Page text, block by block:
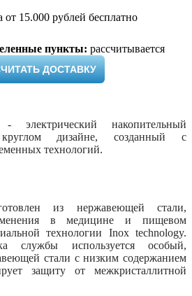
от 15.000 рублей бесплатно
пункты: рассчитывается
ДОСТАВКУ
накопительный
дизайне, созданный с
технологий.
из нержавеющей стали,
в медицине и пищевом
технологии Inox technology.
службы используется особый,
стали с низким содержанием
защиту от межкристаллитной